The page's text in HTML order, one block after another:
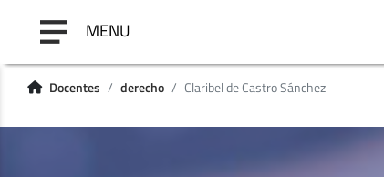
MENU
Docentes derecho Claribel de Castro Sánchez